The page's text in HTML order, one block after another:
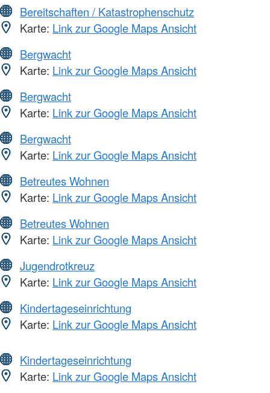
Bereitschaften / Katastrophenschutz
Karte: Link zur Google Maps Ansicht
Bergwacht
Karte: Link zur Google Maps Ansicht
Bergwacht
Karte: Link zur Google Maps Ansicht
Bergwacht
Karte: Link zur Google Maps Ansicht
Betreutes Wohnen
Karte: Link zur Google Maps Ansicht
Betreutes Wohnen
Karte: Link zur Google Maps Ansicht
Jugendrotkreuz
Karte: Link zur Google Maps Ansicht
Kindertageseinrichtung
Karte: Link zur Google Maps Ansicht
Kindertageseinrichtung
Karte: Link zur Google Maps Ansicht